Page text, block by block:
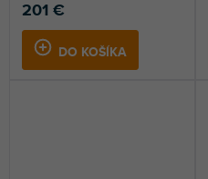
201 €
DO KOŠÍKA